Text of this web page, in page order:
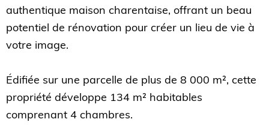
authentique maison charentaise, offrant un beau
potentiel de rénovation pour créer un lieu de vie à
votre image.
Édifiée sur une parcelle de plus de 8 000 m², cette
propriété développe 134 m² habitables
comprenant 4 chambres.